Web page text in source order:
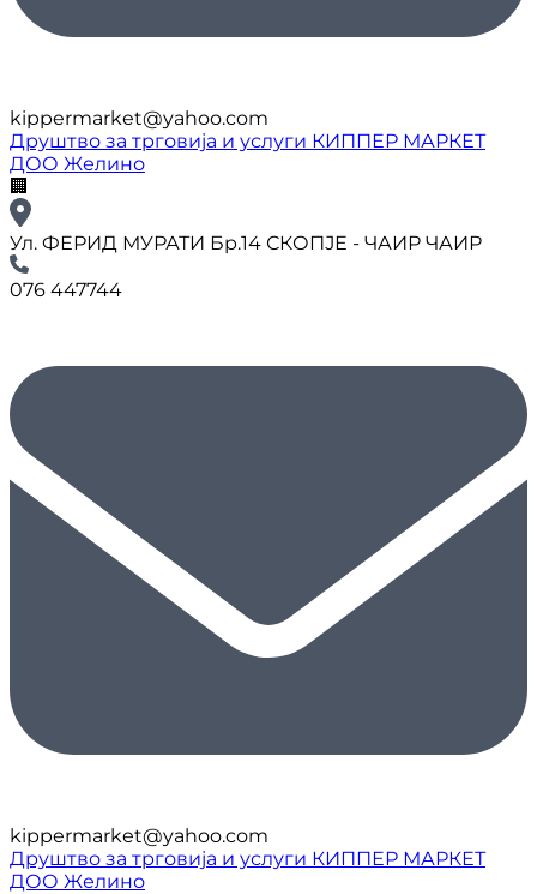
kippermarket@yahoo.com
Друштво за трговија и услуги КИППЕР МАРКЕТ
ДОО Желино
🏢
Ул. ФЕРИД МУРАТИ Бр.14 СКОПЈЕ - ЧАИР ЧАИР
076 447744
kippermarket@yahoo.com
Друштво за трговија и услуги КИППЕР МАРКЕТ
ДОО Желино